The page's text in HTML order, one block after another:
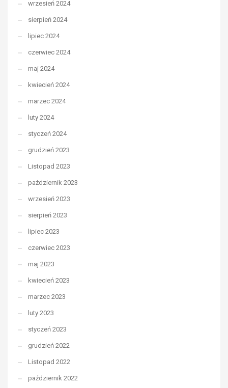
wrzesień 2024
sierpień 2024
lipiec 2024
czerwiec 2024
maj 2024
kwiecień 2024
marzec 2024
luty 2024
styczeń 2024
grudzień 2023
Listopad 2023
październik 2023
wrzesień 2023
sierpień 2023
lipiec 2023
czerwiec 2023
maj 2023
kwiecień 2023
marzec 2023
luty 2023
styczeń 2023
grudzień 2022
Listopad 2022
październik 2022